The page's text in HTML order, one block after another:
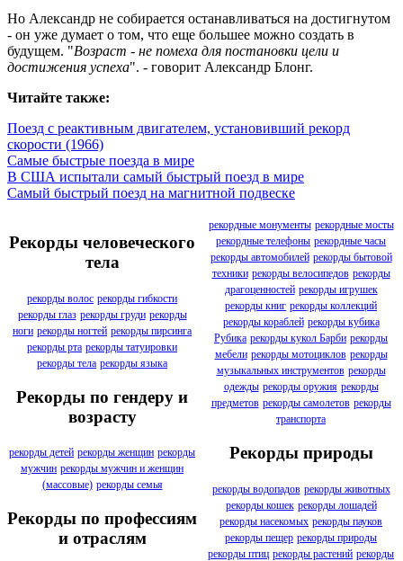
Но Александр не собирается останавливаться на достигнутом
- он уже думает о том, что еще большее можно создать в
будущем. "Возраст - не помеха для постановки цели и
достижения успеха". - говорит Александр Блонг.
Читайте также:
Поезд с реактивным двигателем, установивший рекорд
скорости (1966)
Самые быстрые поезда в мире
В США испытали самый быстрый поезд в мире
Самый быстрый поезд на магнитной подвеске
Рекорды человеческого
тела
рекорды волос рекорды гибкости
рекорды глаз рекорды груди рекорды
ноги рекорды ногтей рекорды пирсинга
рекорды рта рекорды татуировки
рекорды тела рекорды языка
Рекорды по гендеру и
возрасту
рекорды детей рекорды женщин рекорды
мужчин рекорды мужчин и женщин
(массовые) рекорды семья
Рекорды по профессиям
и отраслям
рекордные монументы рекордные мосты
рекордные телефоны рекордные часы
рекорды автомобилей рекорды бытовой
техники рекорды велосипедов рекорды
драгоценностей рекорды игрушек
рекорды книг рекорды коллекций
рекорды кораблей рекорды кубика
Рубика рекорды кукол Барби рекорды
мебели рекорды мотоциклов рекорды
музыкальных инструментов рекорды
одежды рекорды оружия рекорды
предметов рекорды самолетов рекорды
транспорта
Рекорды природы
рекорды водопадов рекорды животных
рекорды кошек рекорды лошадей
рекорды насекомых рекорды пауков
рекорды пещер рекорды природы
рекорды птиц рекорды растений рекорды